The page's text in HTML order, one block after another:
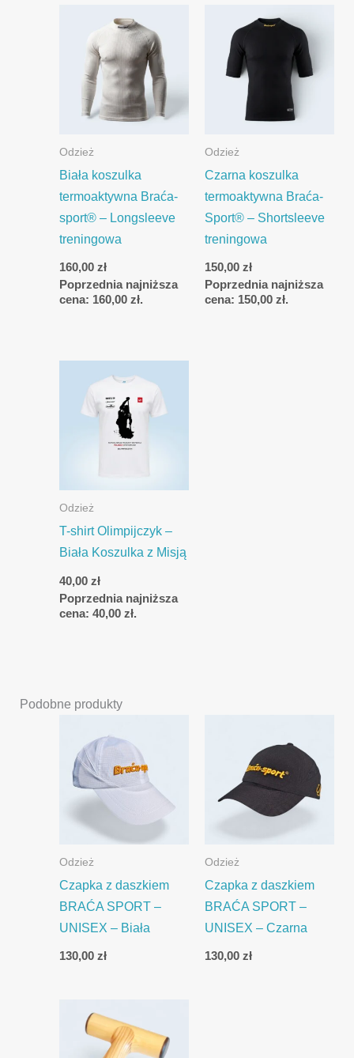
Odzież
Biała koszulka
termoaktywna Braća-
sport® – Longsleeve
treningowa
160,00 zł
Poprzednia najniższa
cena: 160,00 zł.
Odzież
Czarna koszulka
termoaktywna Braća-
Sport® – Shortsleeve
treningowa
150,00 zł
Poprzednia najniższa
cena: 150,00 zł.
Odzież
T-shirt Olimpijczyk –
Biała Koszulka z Misją
40,00 zł
Poprzednia najniższa
cena: 40,00 zł.
Podobne produkty
Odzież
Czapka z daszkiem
BRAĆA SPORT –
UNISEX – Biała
130,00 zł
Odzież
Czapka z daszkiem
BRAĆA SPORT –
UNISEX – Czarna
130,00 zł